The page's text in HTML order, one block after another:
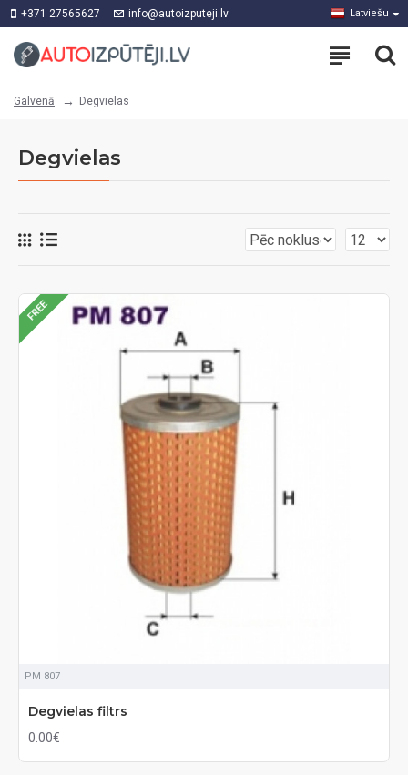
+371 27565627 info@autoizputeji.lv Latviešu
Galvenā Degvielas
Degvielas
FREE
PM 807
Degvielas filtrs
0.00€